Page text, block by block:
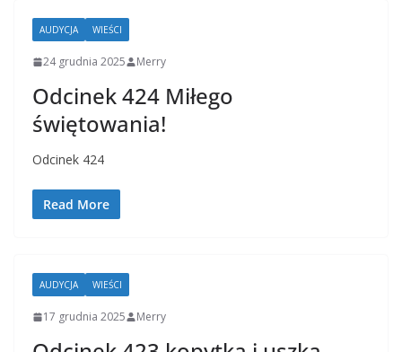
AUDYCJA WIEŚCI
24 grudnia 2025 Merry
Odcinek 424 Miłego
świętowania!
Odcinek 424
Read More
AUDYCJA WIEŚCI
17 grudnia 2025 Merry